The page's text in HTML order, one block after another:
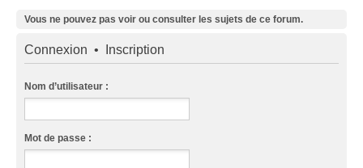
Vous ne pouvez pas voir ou consulter les sujets de ce forum.
Connexion • Inscription
Nom d’utilisateur :
Mot de passe :